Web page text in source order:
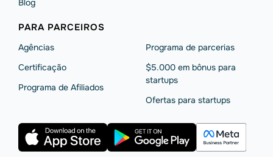
Blog
PARA PARCEIROS
Agências
Сertificação
Programa de Afiliados
Programa de parcerias
$5.000 em bônus para
startups
Ofertas para startups